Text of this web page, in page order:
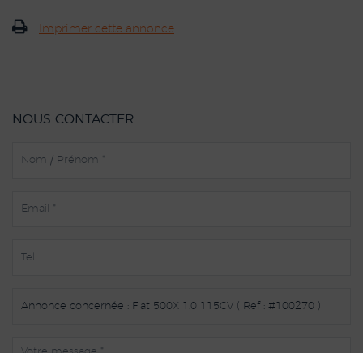
Imprimer cette annonce
NOUS CONTACTER